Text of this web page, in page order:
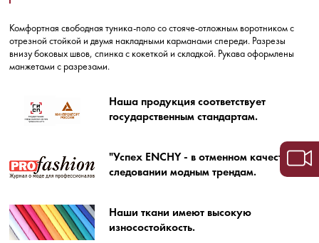
Комфортная свободная туника-поло со стояче-отложным воротником с
отрезной стойкой и двумя накладными карманами спереди. Разрезы
внизу боковых швов, спинка с кокеткой и складкой. Рукава оформлены
манжетами с разрезами.
Наша продукция соответствует
государственным стандартам.
"Успех ENCHY - в отменном качестве и
следовании модным трендам.
Наши ткани имеют высокую
износостойкость.